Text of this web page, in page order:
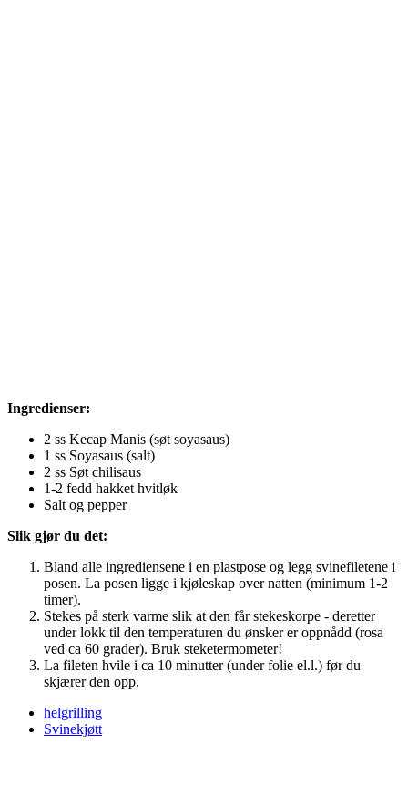
Ingredienser:
2 ss Kecap Manis (søt soyasaus)
1 ss Soyasaus (salt)
2 ss Søt chilisaus
1-2 fedd hakket hvitløk
Salt og pepper
Slik gjør du det:
Bland alle ingrediensene i en plastpose og legg svinefiletene i
posen. La posen ligge i kjøleskap over natten (minimum 1-2
timer).
Stekes på sterk varme slik at den får stekeskorpe - deretter
under lokk til den temperaturen du ønsker er oppnådd (rosa
ved ca 60 grader). Bruk steketermometer!
La fileten hvile i ca 10 minutter (under folie el.l.) før du
skjærer den opp.
helgrilling
Svinekjøtt